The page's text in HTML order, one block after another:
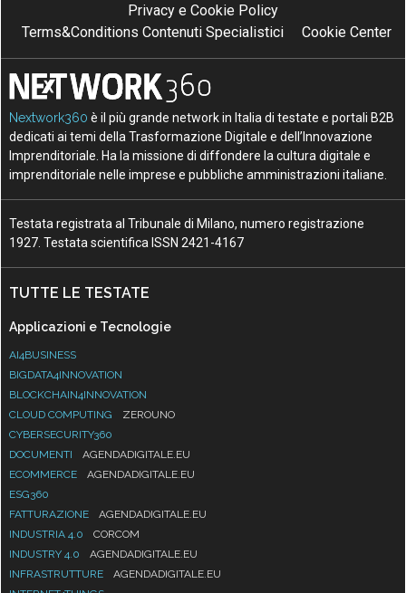
Privacy e Cookie Policy
Terms&Conditions Contenuti Specialistici
Cookie Center
Nextwork360 è il più grande network in Italia di testate e portali B2B
dedicati ai temi della Trasformazione Digitale e dell’Innovazione
Imprenditoriale. Ha la missione di diffondere la cultura digitale e
imprenditoriale nelle imprese e pubbliche amministrazioni italiane.
Testata registrata al Tribunale di Milano, numero registrazione
1927. Testata scientifica ISSN 2421-4167
TUTTE LE TESTATE
Applicazioni e Tecnologie
AI4BUSINESS
BIGDATA4INNOVATION
BLOCKCHAIN4INNOVATION
CLOUD COMPUTING
ZEROUNO
CYBERSECURITY360
DOCUMENTI
AGENDADIGITALE.EU
ECOMMERCE
AGENDADIGITALE.EU
ESG360
FATTURAZIONE
AGENDADIGITALE.EU
INDUSTRIA 4.0
CORCOM
INDUSTRY 4.0
AGENDADIGITALE.EU
INFRASTRUTTURE
AGENDADIGITALE.EU